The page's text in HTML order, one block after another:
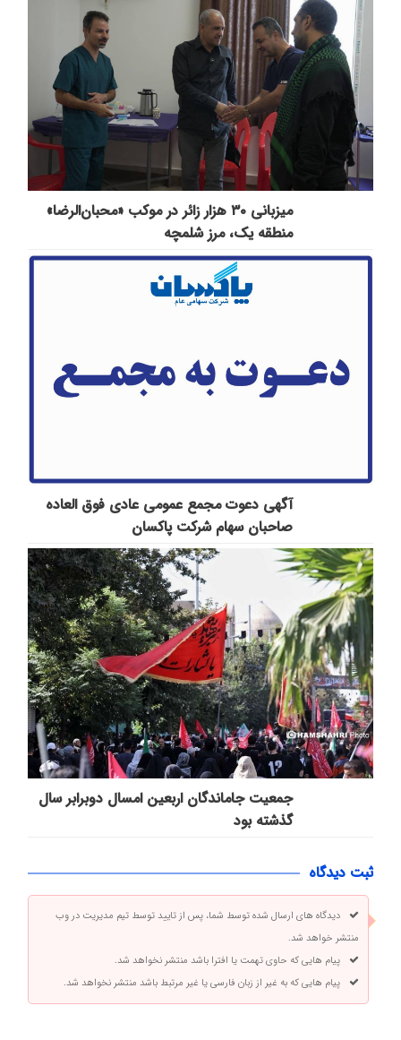
میزبانی ۳۰ هزار زائر در موکب «محبان‌الرضا»
منطقه یک، مرز شلمچه
آگهی دعوت مجمع عمومی عادی فوق العاده
صاحبان سهام شرکت پاكسان
جمعیت جاماندگان اربعین امسال دوبرابر سال
گذشته بود
ثبت دیدگاه
دیدگاه های ارسال شده توسط شما، پس از تایید توسط تیم مدیریت در وب
منتشر خواهد شد.
پیام هایی که حاوی تهمت یا افترا باشد منتشر نخواهد شد.
پیام هایی که به غیر از زبان فارسی یا غیر مرتبط باشد منتشر نخواهد شد.